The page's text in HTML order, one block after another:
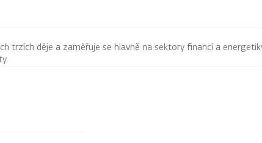
trzích děje a zaměřuje se hlavně na sektory financí a